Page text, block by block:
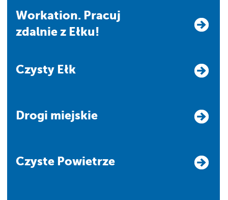
Workation. Pracuj
zdalnie z Ełku!
Czysty Ełk
Drogi miejskie
Czyste Powietrze